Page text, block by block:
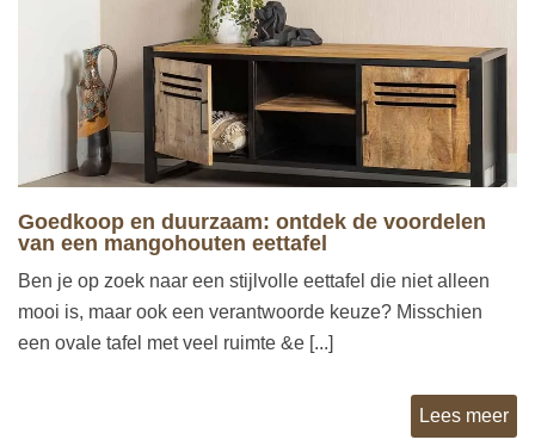
Goedkoop en duurzaam: ontdek de voordelen
van een mangohouten eettafel
Ben je op zoek naar een stijlvolle eettafel die niet alleen
mooi is, maar ook een verantwoorde keuze? Misschien
een ovale tafel met veel ruimte &e [...]
Lees meer